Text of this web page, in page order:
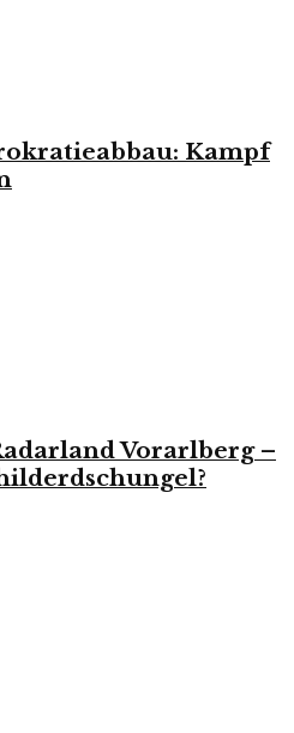
Kampf
Vorarlberg –